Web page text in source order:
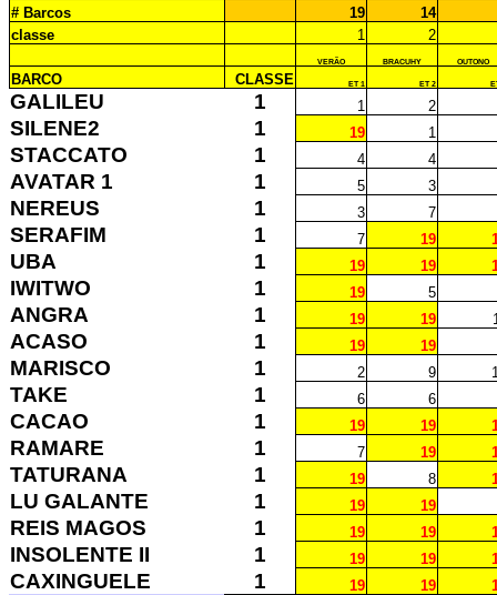
# Barcos
19
14
classe
1 2
VERÃO BRACUHY OUTONO
BARCO CLASSE ET 1 ET 2
GALILEU 1 1 2
SILENE2 1 19 1
STACCATO 1 4 4
AVATAR 1 1 5 3
NEREUS 1 3 7
SERAFIM 1 7 19
UBA 1 19 19
IWITWO 1 19 5
ANGRA 1 19 19
ACASO 1 19 19
MARISCO 1 2 9
TAKE 1 6 6
CACAO 1 19 19
RAMARE 1 7 19
TATURANA 1 19 8
LU GALANTE 1 19 19
REIS MAGOS 1 19 19
INSOLENTE II 1 19 19
CAXINGUELE 1 19 19